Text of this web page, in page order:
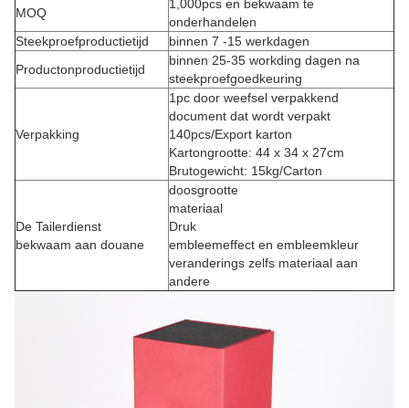
MOQ
1,000pcs en bekwaam te
onderhandelen
Steekproefproductietijd
binnen 7 -15 werkdagen
Productonproductietijd
binnen 25-35 workding dagen na
steekproefgoedkeuring
Verpakking
1pc door weefsel verpakkend
document dat wordt verpakt
140pcs/Export karton
Kartongrootte: 44 x 34 x 27cm
Brutogewicht: 15kg/Carton
De Tailerdienst
bekwaam aan douane
doosgrootte
materiaal
Druk
embleemeffect en embleemkleur
veranderings zelfs materiaal aan
andere